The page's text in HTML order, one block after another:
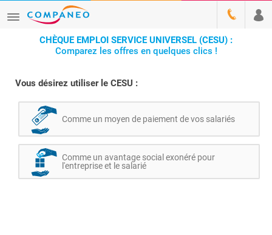
CHÈQUE EMPLOI SERVICE UNIVERSEL (CESU) :
Comparez les offres en quelques clics !
Vous désirez utiliser le CESU :
Comme un moyen de paiement de vos salariés
Comme un avantage social exonéré pour
l'entreprise et le salarié